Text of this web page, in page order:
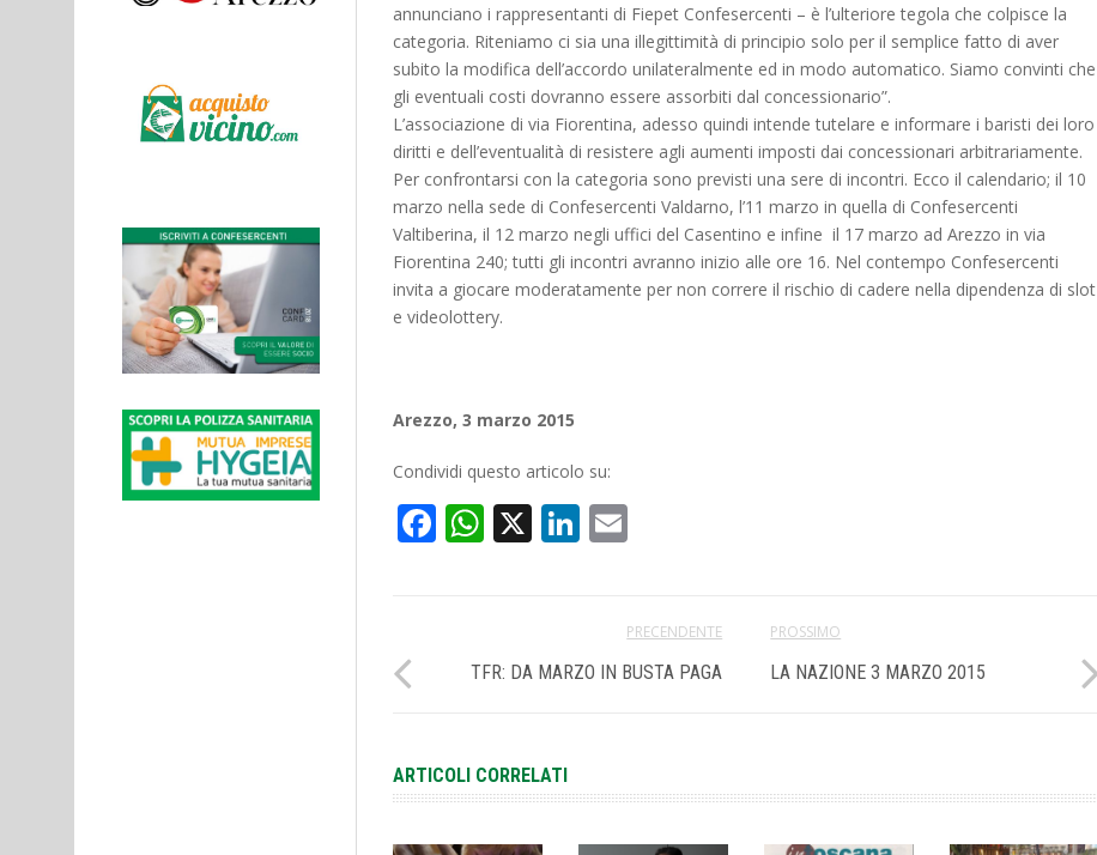
annunciano i rappresentanti di Fiepet Confesercenti – è l’ulteriore tegola che colpisce la
categoria. Riteniamo ci sia una illegittimità di principio solo per il semplice fatto di aver
subito la modifica dell’accordo unilateralmente ed in modo automatico. Siamo convinti che
gli eventuali costi dovranno essere assorbiti dal concessionario”.
L’associazione di via Fiorentina, adesso quindi intende tutelare e informare i baristi dei loro
diritti e dell’eventualità di resistere agli aumenti imposti dai concessionari arbitrariamente.
Per confrontarsi con la categoria sono previsti una sere di incontri. Ecco il calendario; il 10
marzo nella sede di Confesercenti Valdarno, l’11 marzo in quella di Confesercenti
Valtiberina, il 12 marzo negli uffici del Casentino e infine il 17 marzo ad Arezzo in via
Fiorentina 240; tutti gli incontri avranno inizio alle ore 16. Nel contempo Confesercenti
invita a giocare moderatamente per non correre il rischio di cadere nella dipendenza di slot
e videolottery.
Arezzo, 3 marzo 2015
Condividi questo articolo su:
Facebook
WhatsApp
X LinkedIn
PRECENDENTE
TFR: DA MARZO IN BUSTA PAGA
PROSSIMO
LA NAZIONE 3 MARZO 2015
ARTICOLI CORRELATI